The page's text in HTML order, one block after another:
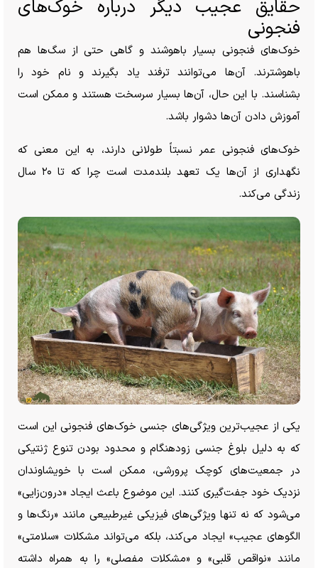
حقایق عجیب دیگر درباره خوک‌های
فنجونی
خوک‌های فنجونی بسیار باهوشند و گاهی حتی از سگ‌ها هم
باهوشترند. آن‌ها می‌توانند ترفند یاد بگیرند و نام خود را
بشناسند. با این حال، آن‌ها بسیار سرسخت هستند و ممکن است
آموزش دادن آن‌ها دشوار باشد.
خوک‌های فنجونی عمر نسبتاً طولانی دارند، به این معنی که
نگهداری از آن‌ها یک تعهد بلندمدت است چرا که تا ۲۰ سال
زندگی می‌کند.
یکی از عجیب‌ترین ویژگی‌های جنسی خوک‌های فنجونی این است
که به دلیل بلوغ جنسی زودهنگام و محدود بودن تنوع ژنتیکی
در جمعیت‌های کوچک پرورشی، ممکن است با خویشاوندان
نزدیک خود جفت‌گیری کنند. این موضوع باعث ایجاد «درون‌زایی»
می‌شود که نه تنها ویژگی‌های فیزیکی غیرطبیعی مانند «رنگ‌ها و
الگو‌های عجیب» ایجاد می‌کند، بلکه می‌تواند مشکلات «سلامتی»
مانند «نواقص قلبی» و «مشکلات مفصلی» را به همراه داشته